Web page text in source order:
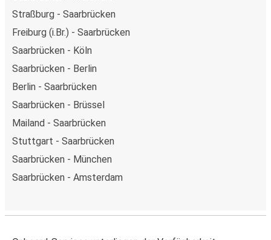
Straßburg - Saarbrücken
Freiburg (i.Br.) - Saarbrücken
Saarbrücken - Köln
Saarbrücken - Berlin
Berlin - Saarbrücken
Saarbrücken - Brüssel
Mailand - Saarbrücken
Stuttgart - Saarbrücken
Saarbrücken - München
Saarbrücken - Amsterdam